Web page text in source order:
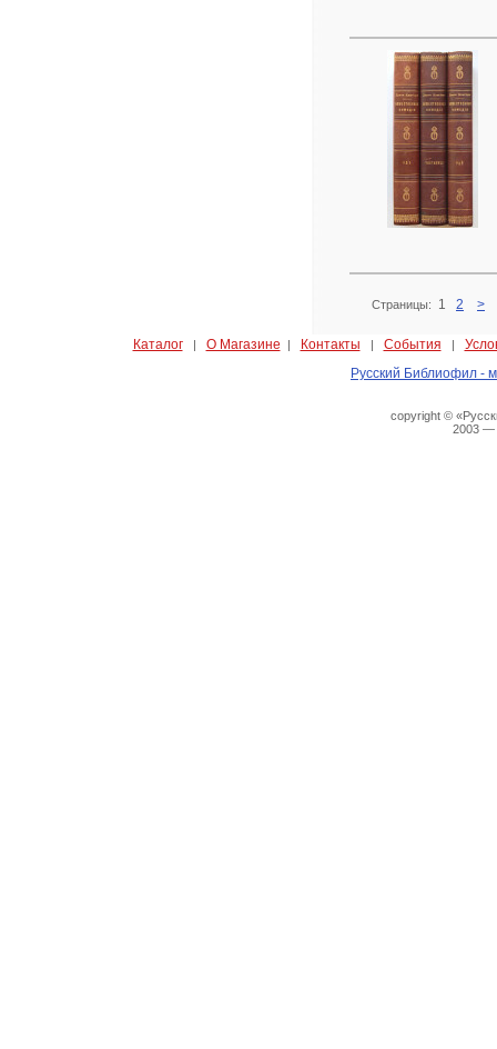
Страницы: 1 2 >
Каталог| О Магазине | Контакты | События |
Русский Библиофил -
copyright ©
2003 —